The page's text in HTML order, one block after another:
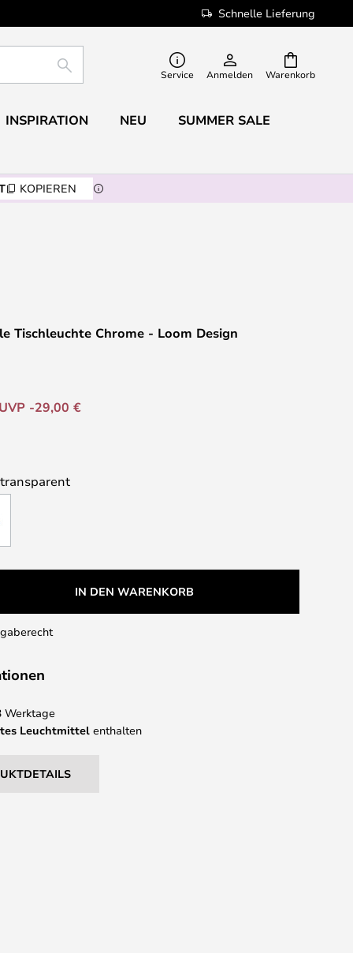
Schnelle Lieferung
Warenkorb
SUCHE Service Anmelden
INSPIRATION NEU SUMMER SALE
KOPIEREN
Tischleuchte Chrome - Loom Design
UVP -29,00 €
IN DEN WARENKORB
Werktage
Leuchtmittel enthalten